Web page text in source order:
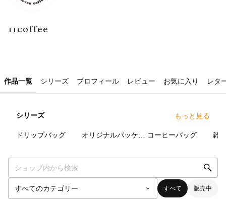
11coffee
作品一覧 シリーズ プロフィール レビュー お気に入り レタ
シリーズ もっと見る
ドリップバッグ コーヒーバッグ 雑
すべて 販売中